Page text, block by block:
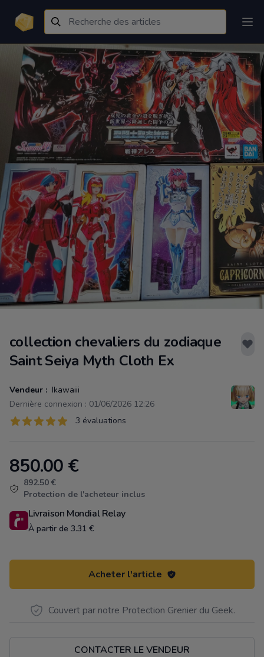
collection chevaliers du zodiaque
Saint Seiya Myth Cloth Ex
Vendeur : Ikawaiii
Dernière connexion : 01/06/2026 12:26
Évaluations
3 sur 5 étoiles 3 évaluations
Product information
850.00 €
892.50 €
Protection de l'acheteur inclus
Livraison Mondial Relay
À partir de 3.31 €
Acheter l'article
Couvert par notre Protection Grenier du Geek.
CONTACTER LE VENDEUR